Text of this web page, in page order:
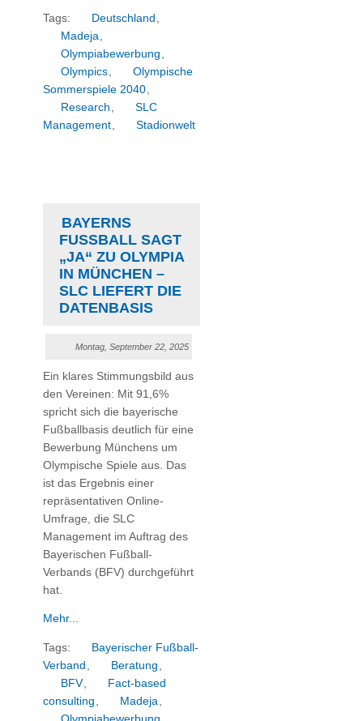
Tags: Deutschland
Madeja
Olympiabewerbung
Olympics
Olympische
Sommerspiele 2040
Research
SLC
Management
Stadionwelt
BAYERNS
FUSSBALL SAGT „
JA“ ZU OLYMPIA I
N MÜNCHEN – S
LC LIEFERT DIE D
ATENBASIS
Montag, September 22, 2025
Ein klares Stimmungsbild aus
den Vereinen: Mit 91,6%
spricht sich die bayerische
Fußballbasis deutlich für eine
Bewerbung Münchens um
Olympische Spiele aus. Das
ist das Ergebnis einer
repräsentativen Online-
Umfrage, die SLC
Management im Auftrag des
Bayerischen Fußball-
Verbands (BFV) durchgeführt
hat.
Mehr...
Tags:
Bayerischer Fußball-
Verband , Beratung ,
BFV,
Fact-based
consulting , Madeja,